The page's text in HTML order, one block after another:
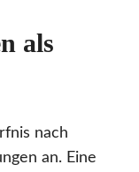
als
nach
an. Eine